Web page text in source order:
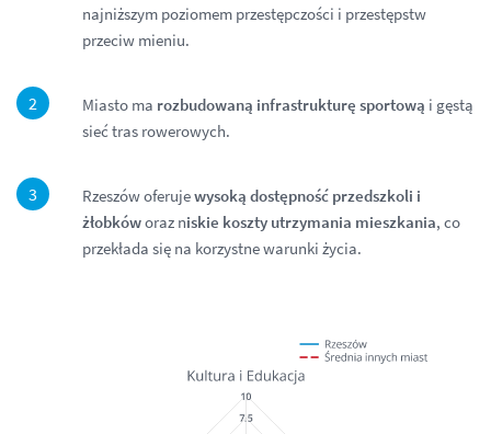
najniższym poziomem przestępczości i przestępstw
przeciw mieniu.
Miasto ma rozbudowaną infrastrukturę sportową i gęstą
sieć tras rowerowych.
Rzeszów oferujewysoką dostępność przedszkoli i
żłobkóworaz niskie koszty utrzymania mieszkania, co
przekłada się na korzystne warunki życia.